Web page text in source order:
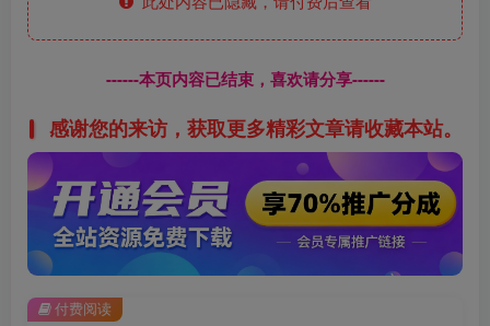
------本页内容已结束，喜欢请分享------
感谢您的来访，获取更多精彩文章请收藏本站。
付费阅读